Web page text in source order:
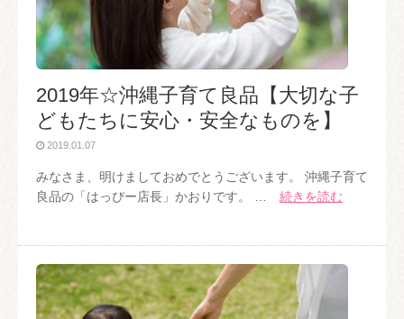
2019年☆沖縄子育て良品【大切な子
どもたちに安心・安全なものを】
2019.01.07
みなさま、明けましておめでとうございます。 沖縄子育て
良品の「はっぴー店長」かおりです。 … 続きを読む